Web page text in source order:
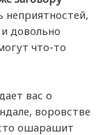
неприятностей,
довольно
что-то
вас о
воровстве
ошарашит